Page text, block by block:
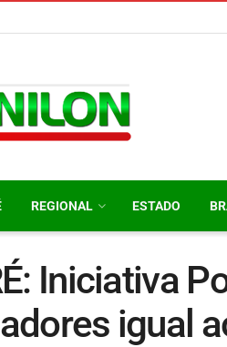
REGIONAL ESTADO
Iniciativa
igual